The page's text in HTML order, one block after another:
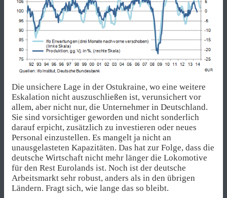
Die unsichere Lage in der Ostukraine, wo eine weitere
Eskalation nicht auszuschließen ist, verunsichert vor
allem, aber nicht nur, die Unternehmer in Deutschland.
Sie sind vorsichtiger geworden und nicht sonderlich
darauf erpicht, zusätzlich zu investieren oder neues
Personal einzustellen. Es mangelt ja nicht an
unausgelasteten Kapazitäten. Das hat zur Folge, dass die
deutsche Wirtschaft nicht mehr länger die Lokomotive
für den Rest Eurolands ist. Noch ist der deutsche
Arbeitsmarkt sehr robust, anders als in den übrigen
Ländern. Fragt sich, wie lange das so bleibt.